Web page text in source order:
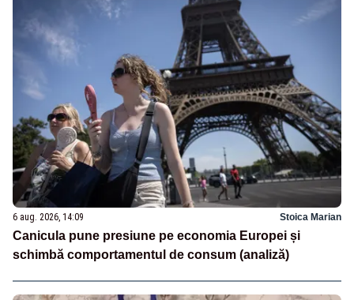
6 aug. 2026, 14:09 Stoica Marian
Canicula pune presiune pe economia Europei și
schimbă comportamentul de consum (analiză)